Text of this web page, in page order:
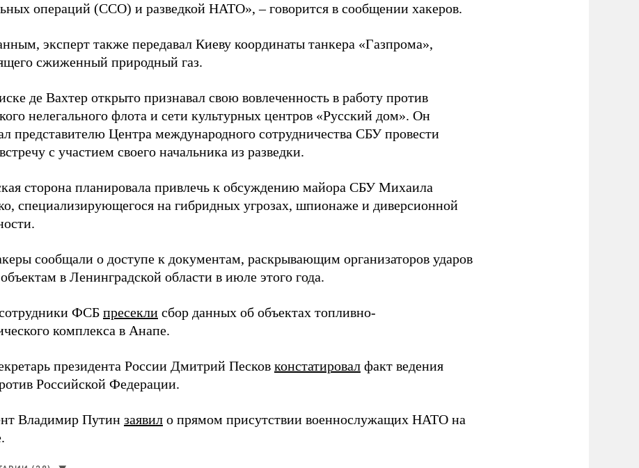
операций (ССО) и разведкой НАТО», – говорится в сообщении хакеров.
эксперт также передавал Киеву координаты танкера «Газпрома»,
сжиженный природный газ.
де Вахтер открыто признавал свою вовлеченность в работу против
нелегального флота и сети культурных центров «Русский дом». Он
представителю Центра международного сотрудничества СБУ провести
с участием своего начальника из разведки.
сторона планировала привлечь к обсуждению майора СБУ Михаила
специализирующегося на гибридных угрозах, шпионаже и диверсионной
сообщали о доступе к документам, раскрывающим организаторов ударов
в Ленинградской области в июле этого года.
ФСБ пресекли сбор данных об объектах топливно-
комплекса в Анапе.
президента России Дмитрий Песков констатировал факт ведения
Российской Федерации.
Владимир Путин заявил о прямом присутствии военнослужащих НАТО на